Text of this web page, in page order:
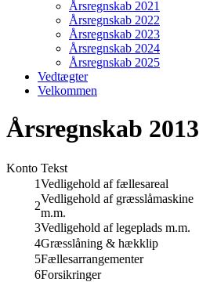
Årsregnskab 2021
Årsregnskab 2022
Årsregnskab 2023
Årsregnskab 2024
Årsregnskab 2025
Vedtægter
Velkommen
Årsregnskab 2013
Konto Tekst
1Vedligehold af fællesareal
2
Vedligehold af græsslåmaskine
m.m.
3Vedligehold af legeplads m.m.
4Græsslåning & hækklip
5Fællesarrangementer
6Forsikringer